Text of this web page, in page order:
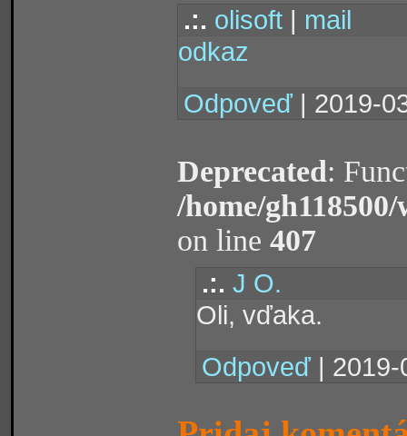
.:. olisoft | mail
odkaz
Odpoveď | 2019-
Deprecated:
/home/
on line 407
.:. J O.
Oli, vďaka.
Odpoveď |